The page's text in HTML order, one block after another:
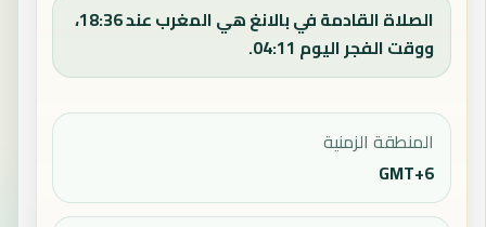
الصلاة القادمة في بالانغ هي المغرب عند 18:36،
ووقت الفجر اليوم 04:11.
المنطقة الزمنية
GMT+6